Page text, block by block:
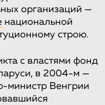
организаций —
национальной
строю.
с властями фонд
в 2004-м —
министр Венгрии